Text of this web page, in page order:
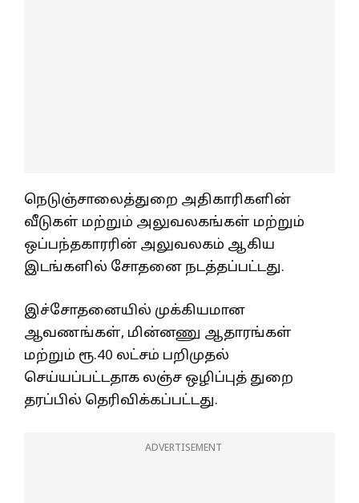
நெடுஞ்சாலைத்துறை அதிகாரிகளின்
வீடுகள் மற்றும் அலுவலகங்கள் மற்றும்
ஒப்பந்தகாரரின் அலுவலகம் ஆகிய
இடங்களில் சோதனை நடத்தப்பட்டது.
இச்சோதனையில் முக்கியமான
ஆவணங்கள், மின்னணு ஆதாரங்கள்
மற்றும் ரூ.40 லட்சம் பறிமுதல்
செய்யப்பட்டதாக லஞ்ச ஒழிப்புத் துறை
தரப்பில் தெரிவிக்கப்பட்டது.
ADVERTISEMENT